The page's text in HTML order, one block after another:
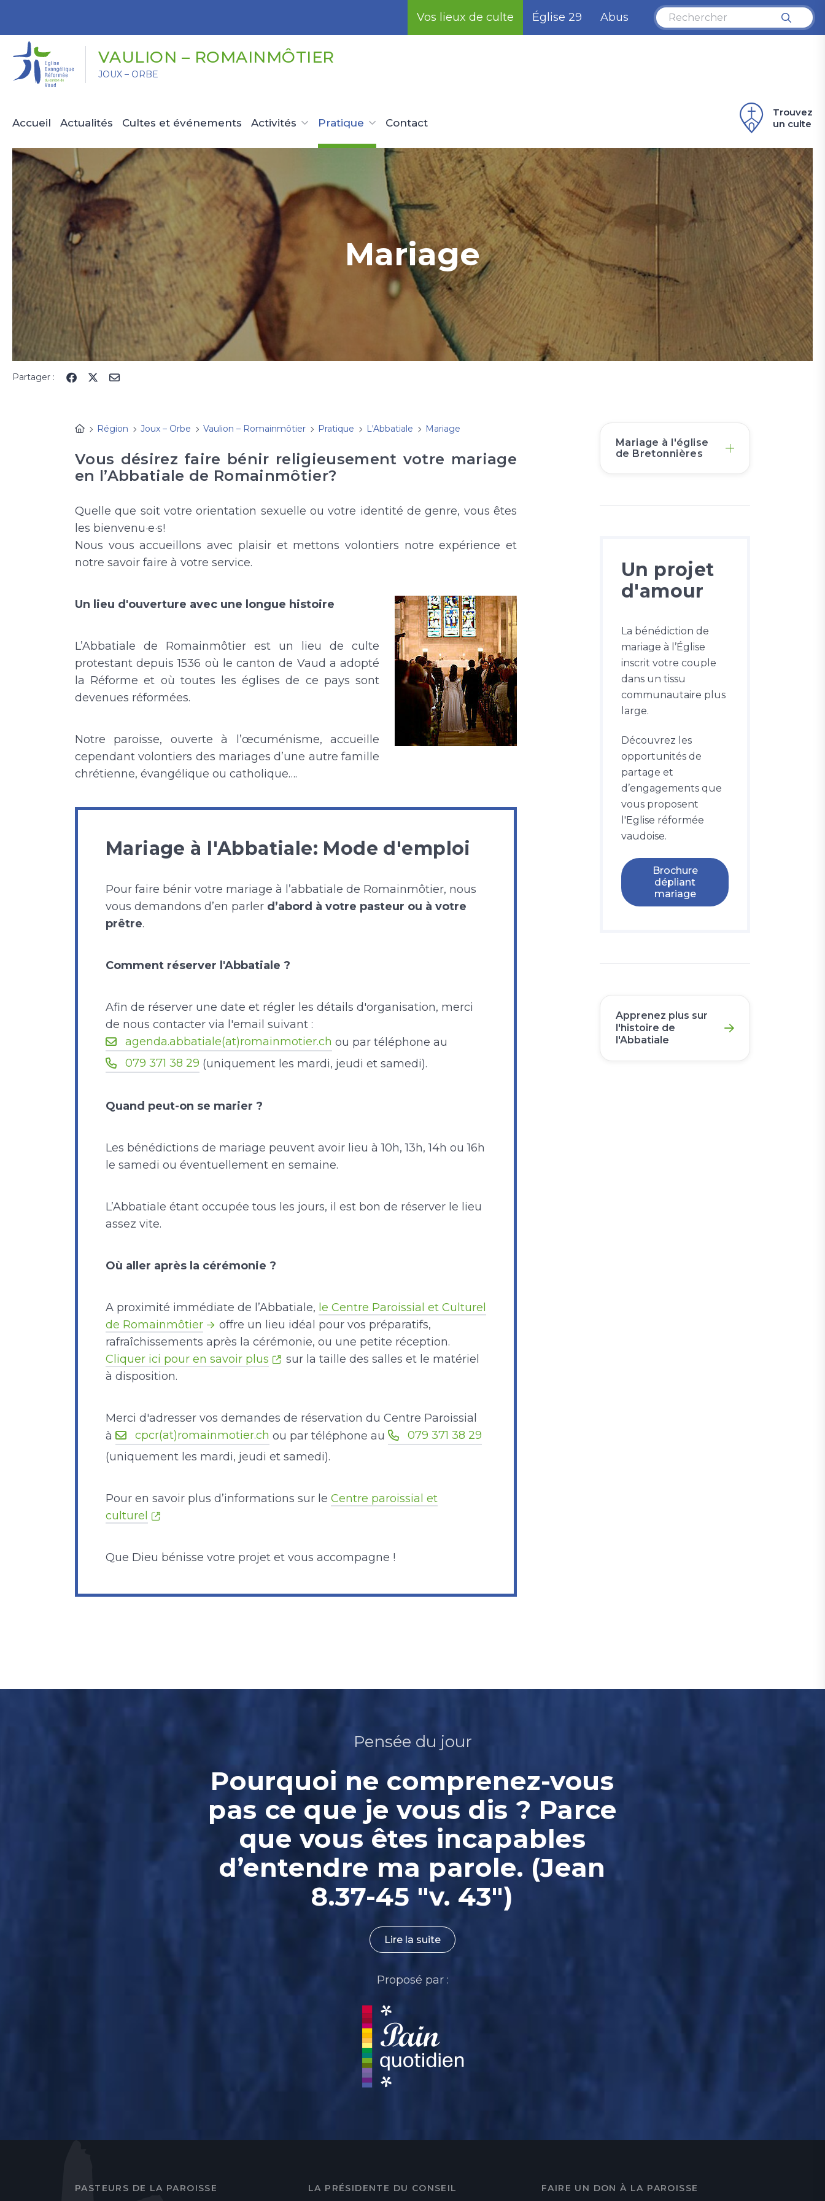
Vos lieux de culte Église 29 Abus
VAULION – ROMAINMÔTIER
JOUX – ORBE
Accueil Actualités Cultes et événements Activités Pratique Contact
Trouvez
un culte
Mariage
Partager :
Région Joux – Orbe Vaulion – Romainmôtier Pratique L'Abbatiale Mariage
Vous désirez faire bénir religieusement votre mariage
en l’Abbatiale de Romainmôtier?
Quelle que soit votre orientation sexuelle ou votre identité de genre, vous êtes
les bienvenu·e·s!
Nous vous accueillons avec plaisir et mettons volontiers notre expérience et
notre savoir faire à votre service.
Un lieu d'ouverture avec une longue histoire
L’Abbatiale de Romainmôtier est un lieu de culte
protestant depuis 1536 où le canton de Vaud a adopté
la Réforme et où toutes les églises de ce pays sont
devenues réformées.
Notre paroisse, ouverte à l’œcuménisme, accueille
cependant volontiers des mariages d’une autre famille
chrétienne, évangélique ou catholique….
Mariage à l'Abbatiale: Mode d'emploi
Pour faire bénir votre mariage à l’abbatiale de Romainmôtier, nous
vous demandons d’en parler d’abord à votre pasteur ou à votre
prêtre.
Comment réserver l'Abbatiale ?
Afin de réserver une date et régler les détails d'organisation, merci
de nous contacter via l'email suivant :
agenda.abbatiale(at)romainmotier.ch ou par téléphone au
079 371 38 29 (uniquement les mardi, jeudi et samedi).
Quand peut-on se marier ?
Les bénédictions de mariage peuvent avoir lieu à 10h, 13h, 14h ou 16h
le samedi ou éventuellement en semaine.
L’Abbatiale étant occupée tous les jours, il est bon de réserver le lieu
assez vite.
Où aller après la cérémonie ?
A proximité immédiate de l’Abbatiale, le Centre Paroissial et Culturel
de Romainmôtier
offre un lieu idéal pour vos préparatifs,
rafraîchissements après la cérémonie, ou une petite réception.
Cliquer ici pour en savoir plus
sur la taille des salles et le matériel
à disposition.
Merci d'adresser vos demandes de réservation du Centre Paroissial
à
cpcr(at)romainmotier.ch ou par téléphone au
079 371 38 29
(uniquement les mardi, jeudi et samedi).
Pour en savoir plus d’informations sur le Centre paroissial et
culturel
Que Dieu bénisse votre projet et vous accompagne !
Mariage à l'église
de Bretonnières
Un projet
d'amour
La bénédiction de
mariage à l’Église
inscrit votre couple
dans un tissu
communautaire plus
large.
Découvrez les
opportunités de
partage et
d’engagements que
vous proposent
l'Eglise réformée
vaudoise.
Brochure
dépliant
mariage
Apprenez plus sur
l'histoire de
l'Abbatiale
Pensée du jour
Pourquoi ne comprenez-vous
pas ce que je vous dis ? Parce
que vous êtes incapables
d’entendre ma parole. (Jean
8.37-45 "v. 43")
Lire la suite
Proposé par :
PASTEURS DE LA PAROISSE
LA PRÉSIDENTE DU CONSEIL
FAIRE UN DON À LA PAROISSE